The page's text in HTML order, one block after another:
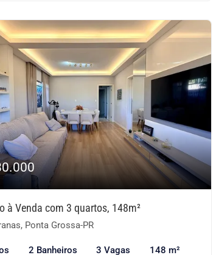
à Venda com 3 quartos, 148m²
Ponta Grossa-PR
2 Banheiros 3 Vagas 148 m²